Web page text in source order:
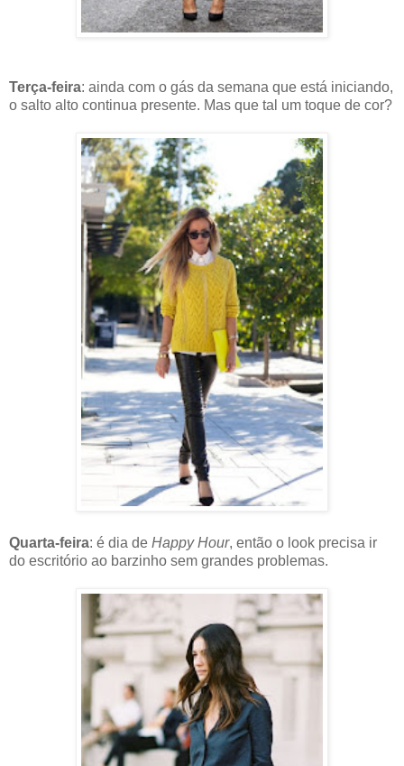
Terça-feira: ainda com o gás da semana que está iniciando,
o salto alto continua presente. Mas que tal um toque de cor?
Quarta-feira: é dia de Happy Hour, então o look precisa ir
do escritório ao barzinho sem grandes problemas.